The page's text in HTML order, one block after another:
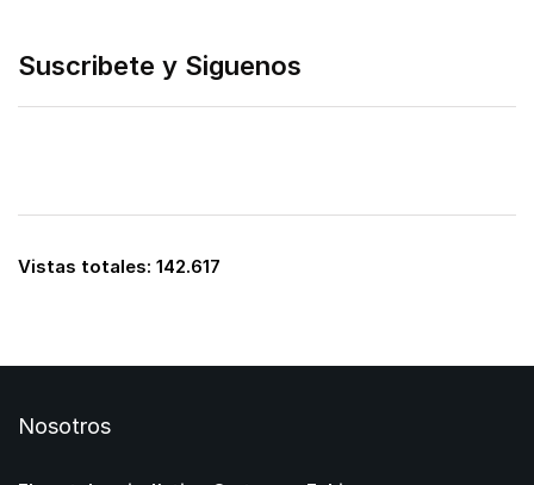
Suscribete y Siguenos
Vistas totales: 142.617
Nosotros